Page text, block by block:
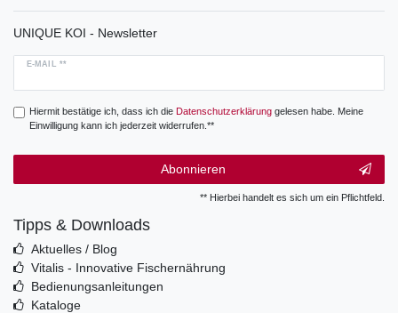
UNIQUE KOI - Newsletter
E-MAIL **
Hiermit bestätige ich, dass ich die Daten­schutz­erklärunggelesen habe. Meine
Einwilligung kann ich jederzeit widerrufen.**
Abonnieren
** Hierbei handelt es sich um ein Pflichtfeld.
Tipps & Downloads
Aktuelles / Blog
Vitalis - Innovative Fischernährung
Bedienungsanleitungen
Kataloge